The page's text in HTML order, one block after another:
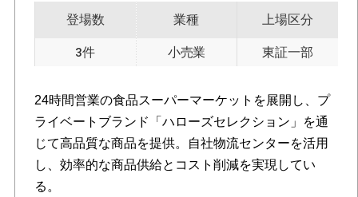
登場数
3件
業種
小売業
上場区分
東証一部
24時間営業の食品スーパーマーケットを展開し、プ
ライベートブランド「ハローズセレクション」を通
じて高品質な商品を提供。自社物流センターを活用
し、効率的な商品供給とコスト削減を実現してい
る。